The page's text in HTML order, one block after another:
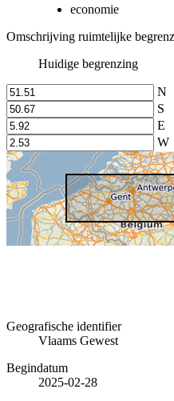
economie
Omschrijving ruimtelijke
Huidige begrenzing
N
S
E
W
Geografische identifier
Vlaams Gewest
Begindatum
2025-02-28